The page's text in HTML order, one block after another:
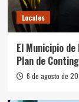
Locales
El Municipio
Plan de
6 de agosto de